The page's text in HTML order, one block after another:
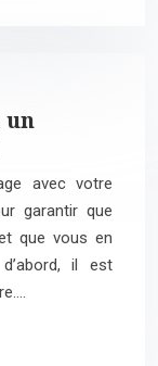
un
avec votre
garantir que
que vous en
il est